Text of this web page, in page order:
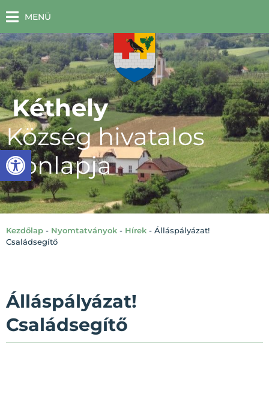
Eszköztár megnyitása
MENÜ
Kéthely
Község hivatalos
honlapja
Kezdőlap - Nyomtatványok - Hírek - Álláspályázat!
Családsegítő
Álláspályázat!
Családsegítő